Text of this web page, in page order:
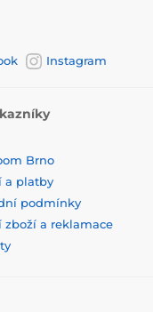
Instagram
Brno
a platby
podmínky
zboží a reklamace